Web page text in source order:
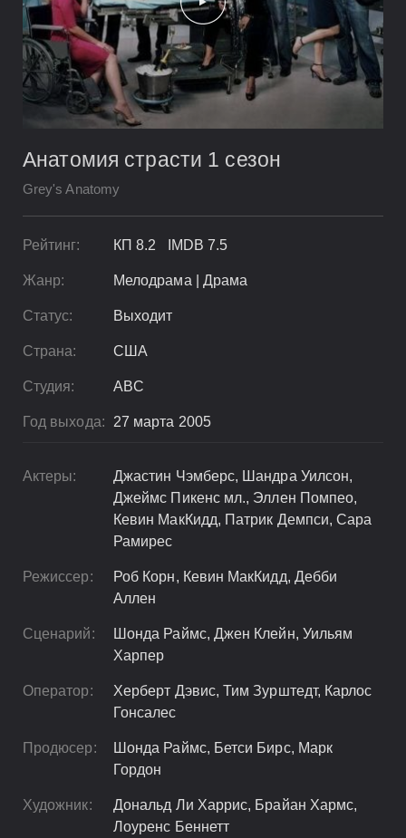
Анатомия страсти 1 сезон
Grey's Anatomy
Рейтинг: КП 8.2 IMDB 7.5
Жанр: Мелодрама | Драма
Статус: Выходит
Страна: США
Студия: ABC
Год выхода: 27 марта 2005
Актеры:
Джастин Чэмберс, Шандра Уилсон,
Джеймс Пикенс мл., Эллен Помпео,
Кевин МакКидд, Патрик Демпси, Сара
Рамирес
Режиссер:
Роб Корн, Кевин МакКидд, Дебби
Аллен
Сценарий:
Шонда Раймс, Джен Клейн, Уильям
Харпер
Оператор:
Херберт Дэвис, Тим Зурштедт, Карлос
Гонсалес
Продюсер:
Шонда Раймс, Бетси Бирс, Марк
Гордон
Художник:
Дональд Ли Харрис, Брайан Хармс,
Лоуренс Беннетт